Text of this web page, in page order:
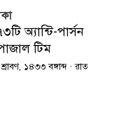
অ্যান্টি-পার্সন
টিম
১৪৩৩ বঙ্গাব্দ · রাত